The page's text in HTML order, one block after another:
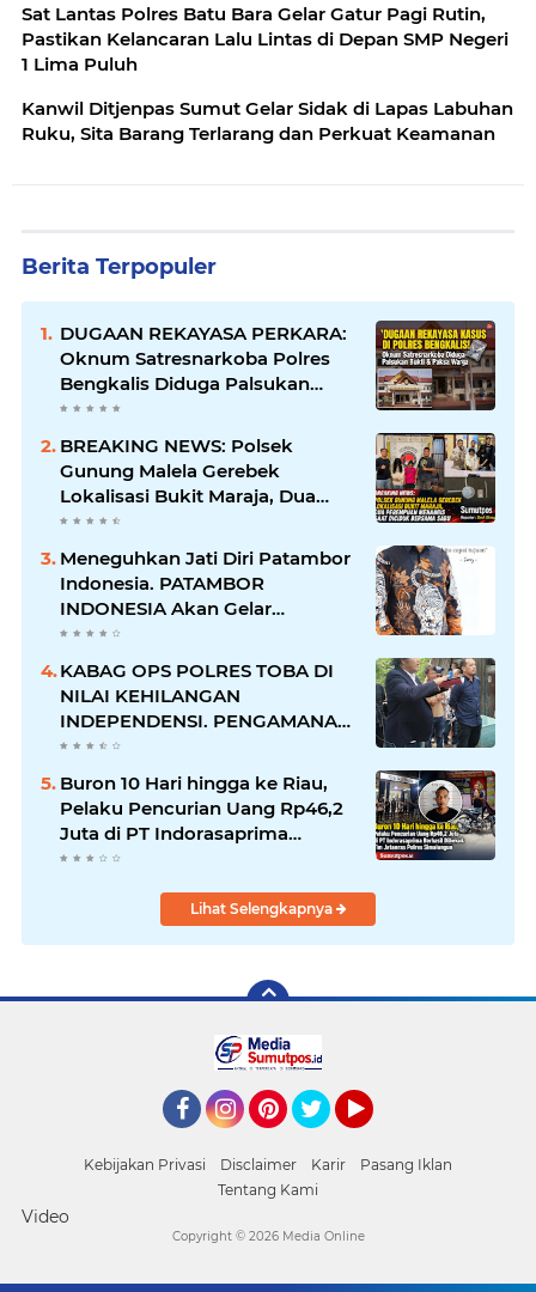
Sat Lantas Polres Batu Bara Gelar Gatur Pagi Rutin,
Pastikan Kelancaran Lalu Lintas di Depan SMP Negeri
1 Lima Puluh
Kanwil Ditjenpas Sumut Gelar Sidak di Lapas Labuhan
Ruku, Sita Barang Terlarang dan Perkuat Keamanan
Berita Terpopuler
DUGAAN REKAYASA PERKARA:
Oknum Satresnarkoba Polres
Bengkalis Diduga Palsukan
Barang Bukti Hingga Paksa
BREAKING NEWS: Polsek
Gunung Malela Gerebek
Lokalisasi Bukit Maraja, Dua
Perempuan Menangis Saat
Meneguhkan Jati Diri Patambor
Indonesia. PATAMBOR
INDONESIA Akan Gelar
RAKERNAS II Di Jakarta.
KABAG OPS POLRES TOBA DI
NILAI KEHILANGAN
INDEPENDENSI. PENGAMANAN
PENEMBOKAN TANAH DI
Buron 10 Hari hingga ke Riau,
Pelaku Pencurian Uang Rp46,2
Juta di PT Indorasaprima
Berhasil Dibekuk Tim Jatanras
Lihat Selengkapnya
Kebijakan Privasi Disclaimer Karir
Pasang Iklan
Tentang Kami
Video
Copyright © 2026 Media Online